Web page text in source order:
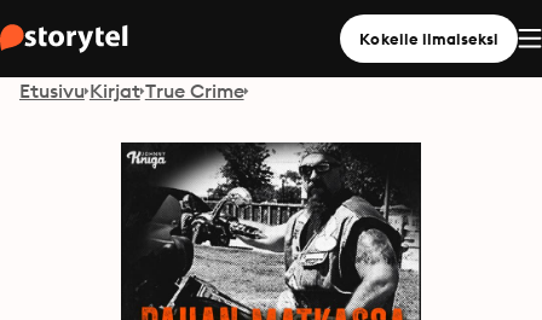
Kokeile ilmaiseksi
Etusivu Kirjat True Crime